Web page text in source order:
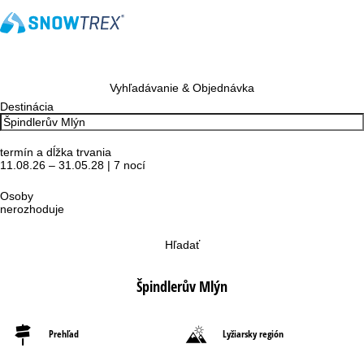
Vyhľadávanie & Objednávka
Destinácia
termín a dĺžka trvania
11.08.26 – 31.05.28 | 7 nocí
Osoby
nerozhoduje
Hľadať
Špindlerův Mlýn
Prehľad Lyžiarsky región